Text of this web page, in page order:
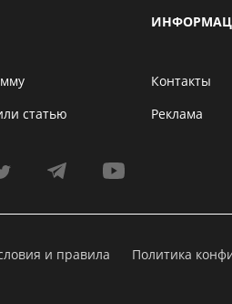
статью
Контакты
Реклама
и правила
Политика